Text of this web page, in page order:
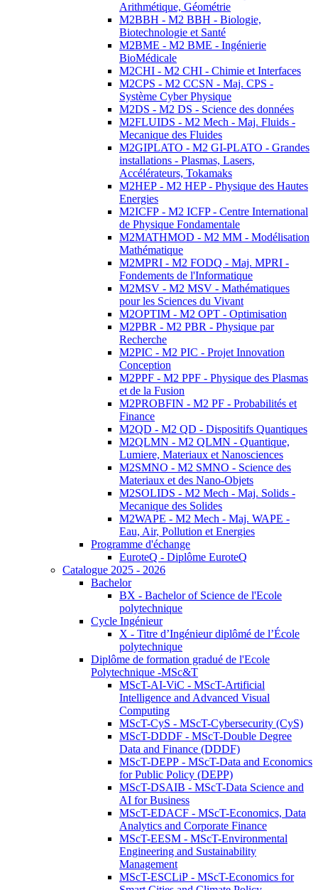
Arithmétique, Géométrie
M2BBH - M2 BBH - Biologie,
Biotechnologie et Santé
M2BME - M2 BME - Ingénierie
BioMédicale
M2CHI - M2 CHI - Chimie et Interfaces
M2CPS - M2 CCSN - Maj. CPS -
Système Cyber Physique
M2DS - M2 DS - Science des données
M2FLUIDS - M2 Mech - Maj. Fluids -
Mecanique des Fluides
M2GIPLATO - M2 GI-PLATO - Grandes
installations - Plasmas, Lasers,
Accélérateurs, Tokamaks
M2HEP - M2 HEP - Physique des Hautes
Energies
M2ICFP - M2 ICFP - Centre International
de Physique Fondamentale
M2MATHMOD - M2 MM - Modélisation
Mathématique
M2MPRI - M2 FODQ - Maj. MPRI -
Fondements de l'Informatique
M2MSV - M2 MSV - Mathématiques
pour les Sciences du Vivant
M2OPTIM - M2 OPT - Optimisation
M2PBR - M2 PBR - Physique par
Recherche
M2PIC - M2 PIC - Projet Innovation
Conception
M2PPF - M2 PPF - Physique des Plasmas
et de la Fusion
M2PROBFIN - M2 PF - Probabilités et
Finance
M2QD - M2 QD - Dispositifs Quantiques
M2QLMN - M2 QLMN - Quantique,
Lumiere, Materiaux et Nanosciences
M2SMNO - M2 SMNO - Science des
Materiaux et des Nano-Objets
M2SOLIDS - M2 Mech - Maj. Solids -
Mecanique des Solides
M2WAPE - M2 Mech - Maj. WAPE -
Eau, Air, Pollution et Energies
Programme d'échange
EuroteQ - Diplôme EuroteQ
Catalogue 2025 - 2026
Bachelor
BX - Bachelor of Science de l'Ecole
polytechnique
Cycle Ingénieur
X - Titre d’Ingénieur diplômé de l’École
polytechnique
Diplôme de formation gradué de l'Ecole
Polytechnique -MSc&T
MScT-AI-ViC - MScT-Artificial
Intelligence and Advanced Visual
Computing
MScT-CyS - MScT-Cybersecurity (CyS)
MScT-DDDF - MScT-Double Degree
Data and Finance (DDDF)
MScT-DEPP - MScT-Data and Economics
for Public Policy (DEPP)
MScT-DSAIB - MScT-Data Science and
AI for Business
MScT-EDACF - MScT-Economics, Data
Analytics and Corporate Finance
MScT-EESM - MScT-Environmental
Engineering and Sustainability
Management
MScT-ESCLiP - MScT-Economics for